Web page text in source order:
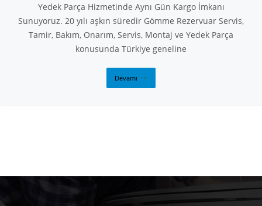
Yedek Parça Hizmetinde Aynı Gün Kargo İmkanı
Sunuyoruz. 20 yılı aşkın süredir Gömme Rezervuar Servis,
Tamir, Bakım, Onarım, Servis, Montaj ve Yedek Parça
konusunda Türkiye geneline
Devamı